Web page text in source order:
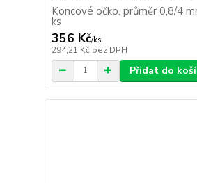
Koncové očko. průměr 0,8/4
ks
356 Kč/ks
294,21 Kč bez DPH
Přidat do